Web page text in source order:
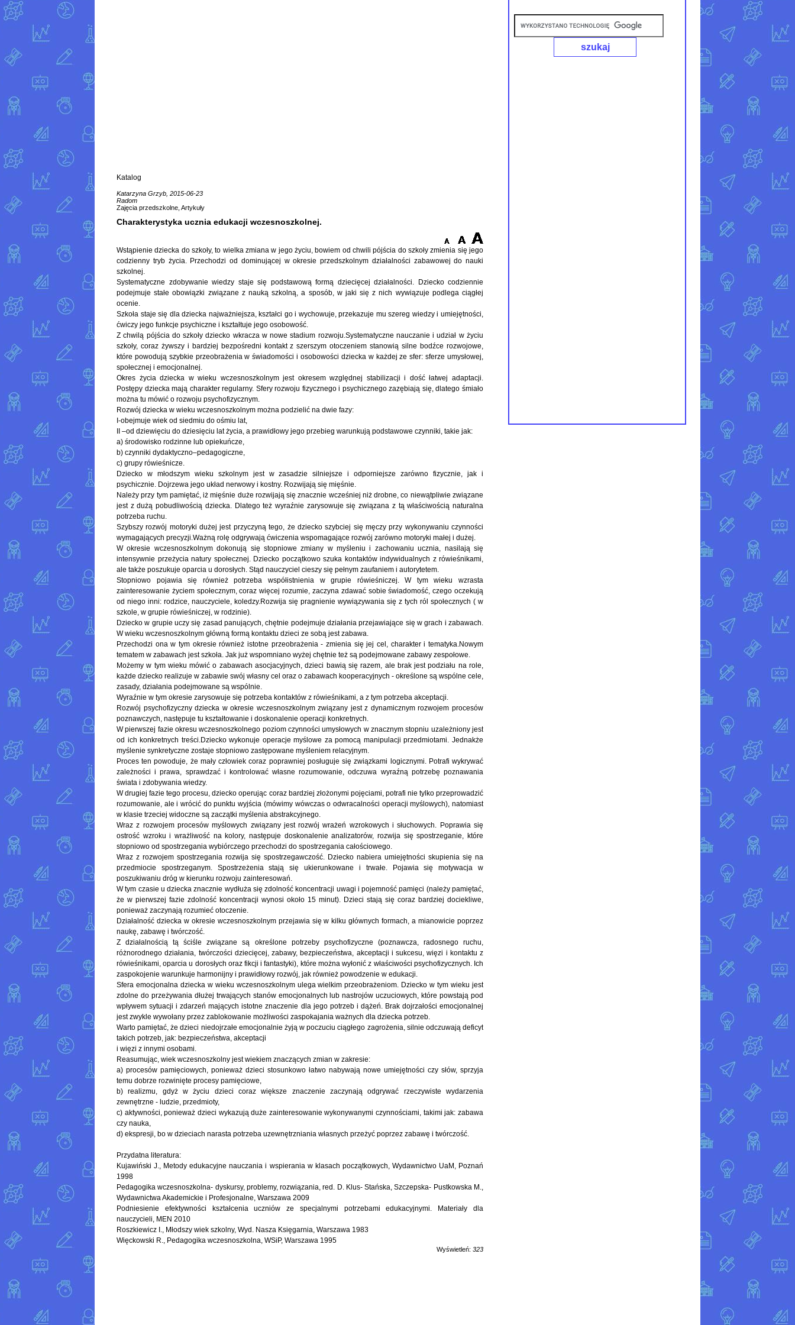
Katalog
Katarzyna Grzyb, 2015-06-23
Radom
Zajęcia przedszkolne, Artykuły
Charakterystyka ucznia edukacji wczesnoszkolnej.
Wstąpienie dziecka do szkoły, to wielka zmiana w jego życiu, bowiem od chwili pójścia do szkoły zmienia się jego
codzienny tryb życia. Przechodzi od dominującej w okresie przedszkolnym działalności zabawowej do nauki
szkolnej.
Systematyczne zdobywanie wiedzy staje się podstawową formą dziecięcej działalności. Dziecko codziennie
podejmuje stałe obowiązki związane z nauką szkolną, a sposób, w jaki się z nich wywiązuje podlega ciągłej
ocenie.
Szkoła staje się dla dziecka najważniejsza, kształci go i wychowuje, przekazuje mu szereg wiedzy i umiejętności,
ćwiczy jego funkcje psychiczne i kształtuje jego osobowość.
Z chwilą pójścia do szkoły dziecko wkracza w nowe stadium rozwoju.Systematyczne nauczanie i udział w życiu
szkoły, coraz żywszy i bardziej bezpośredni kontakt z szerszym otoczeniem stanowią silne bodźce rozwojowe,
które powodują szybkie przeobrażenia w świadomości i osobowości dziecka w każdej ze sfer: sferze umysłowej,
społecznej i emocjonalnej.
Okres życia dziecka w wieku wczesnoszkolnym jest okresem względnej stabilizacji i dość łatwej adaptacji.
Postępy dziecka mają charakter regularny. Sfery rozwoju fizycznego i psychicznego zazębiają się, dlatego śmiało
można tu mówić o rozwoju psychofizycznym.
Rozwój dziecka w wieku wczesnoszkolnym można podzielić na dwie fazy:
I-obejmuje wiek od siedmiu do ośmiu lat,
II –od dziewięciu do dziesięciu lat życia, a prawidłowy jego przebieg warunkują podstawowe czynniki, takie jak:
a) środowisko rodzinne lub opiekuńcze,
b) czynniki dydaktyczno–pedagogiczne,
c) grupy rówieśnicze.
Dziecko w młodszym wieku szkolnym jest w zasadzie silniejsze i odporniejsze zarówno fizycznie, jak i
psychicznie. Dojrzewa jego układ nerwowy i kostny. Rozwijają się mięśnie.
Należy przy tym pamiętać, iż mięśnie duże rozwijają się znacznie wcześniej niż drobne, co niewątpliwie związane
jest z dużą pobudliwością dziecka. Dlatego też wyraźnie zarysowuje się związana z tą właściwością naturalna
potrzeba ruchu.
Szybszy rozwój motoryki dużej jest przyczyną tego, że dziecko szybciej się męczy przy wykonywaniu czynności
wymagających precyzji.Ważną rolę odgrywają ćwiczenia wspomagające rozwój zarówno motoryki małej i dużej.
W okresie wczesnoszkolnym dokonują się stopniowe zmiany w myśleniu i zachowaniu ucznia, nasilają się
intensywnie przeżycia natury społecznej. Dziecko początkowo szuka kontaktów indywidualnych z rówieśnikami,
ale także poszukuje oparcia u dorosłych. Stąd nauczyciel cieszy się pełnym zaufaniem i autorytetem.
Stopniowo pojawia się również potrzeba współistnienia w grupie rówieśniczej. W tym wieku wzrasta
zainteresowanie życiem społecznym, coraz więcej rozumie, zaczyna zdawać sobie świadomość, czego oczekują
od niego inni: rodzice, nauczyciele, koledzy.Rozwija się pragnienie wywiązywania się z tych ról społecznych ( w
szkole, w grupie rówieśniczej, w rodzinie).
Dziecko w grupie uczy się zasad panujących, chętnie podejmuje działania przejawiające się w grach i zabawach.
W wieku wczesnoszkolnym główną formą kontaktu dzieci ze sobą jest zabawa.
Przechodzi ona w tym okresie również istotne przeobrażenia - zmienia się jej cel, charakter i tematyka.Nowym
tematem w zabawach jest szkoła. Jak już wspomniano wyżej chętnie też są podejmowane zabawy zespołowe.
Możemy w tym wieku mówić o zabawach asocjacyjnych, dzieci bawią się razem, ale brak jest podziału na role,
każde dziecko realizuje w zabawie swój własny cel oraz o zabawach kooperacyjnych - określone są wspólne cele,
zasady, działania podejmowane są wspólnie.
Wyraźnie w tym okresie zarysowuje się potrzeba kontaktów z rówieśnikami, a z tym potrzeba akceptacji.
Rozwój psychofizyczny dziecka w okresie wczesnoszkolnym związany jest z dynamicznym rozwojem procesów
poznawczych, następuje tu kształtowanie i doskonalenie operacji konkretnych.
W pierwszej fazie okresu wczesnoszkolnego poziom czynności umysłowych w znacznym stopniu uzależniony jest
od ich konkretnych treści.Dziecko wykonuje operacje myślowe za pomocą manipulacji przedmiotami. Jednakże
myślenie synkretyczne zostaje stopniowo zastępowane myśleniem relacyjnym.
Proces ten powoduje, że mały człowiek coraz poprawniej posługuje się związkami logicznymi. Potrafi wykrywać
zależności i prawa, sprawdzać i kontrolować własne rozumowanie, odczuwa wyraźną potrzebę poznawania
świata i zdobywania wiedzy.
W drugiej fazie tego procesu, dziecko operując coraz bardziej złożonymi pojęciami, potrafi nie tylko przeprowadzić
rozumowanie, ale i wrócić do punktu wyjścia (mówimy wówczas o odwracalności operacji myślowych), natomiast
w klasie trzeciej widoczne są zaczątki myślenia abstrakcyjnego.
Wraz z rozwojem procesów myślowych związany jest rozwój wrażeń wzrokowych i słuchowych. Poprawia się
ostrość wzroku i wrażliwość na kolory, następuje doskonalenie analizatorów, rozwija się spostrzeganie, które
stopniowo od spostrzegania wybiórczego przechodzi do spostrzegania całościowego.
Wraz z rozwojem spostrzegania rozwija się spostrzegawczość. Dziecko nabiera umiejętności skupienia się na
przedmiocie spostrzeganym. Spostrzeżenia stają się ukierunkowane i trwałe. Pojawia się motywacja w
poszukiwaniu dróg w kierunku rozwoju zainteresowań.
W tym czasie u dziecka znacznie wydłuża się zdolność koncentracji uwagi i pojemność pamięci (należy pamiętać,
że w pierwszej fazie zdolność koncentracji wynosi około 15 minut). Dzieci stają się coraz bardziej dociekliwe,
ponieważ zaczynają rozumieć otoczenie.
Działalność dziecka w okresie wczesnoszkolnym przejawia się w kilku głównych formach, a mianowicie poprzez
naukę, zabawę i twórczość.
Z działalnością tą ściśle związane są określone potrzeby psychofizyczne (poznawcza, radosnego ruchu,
różnorodnego działania, twórczości dziecięcej, zabawy, bezpieczeństwa, akceptacji i sukcesu, więzi i kontaktu z
rówieśnikami, oparcia u dorosłych oraz fikcji i fantastyki), które można wyłonić z właściwości psychofizycznych. Ich
zaspokojenie warunkuje harmonijny i prawidłowy rozwój, jak również powodzenie w edukacji.
Sfera emocjonalna dziecka w wieku wczesnoszkolnym ulega wielkim przeobrażeniom. Dziecko w tym wieku jest
zdolne do przeżywania dłużej trwających stanów emocjonalnych lub nastrojów uczuciowych, które powstają pod
wpływem sytuacji i zdarzeń mających istotne znaczenie dla jego potrzeb i dążeń. Brak dojrzałości emocjonalnej
jest zwykle wywołany przez zablokowanie możliwości zaspokajania ważnych dla dziecka potrzeb.
Warto pamiętać, że dzieci niedojrzałe emocjonalnie żyją w poczuciu ciągłego zagrożenia, silnie odczuwają deficyt
takich potrzeb, jak: bezpieczeństwa, akceptacji
i więzi z innymi osobami.
Reasumując, wiek wczesnoszkolny jest wiekiem znaczących zmian w zakresie:
a) procesów pamięciowych, ponieważ dzieci stosunkowo łatwo nabywają nowe umiejętności czy słów, sprzyja
temu dobrze rozwinięte procesy pamięciowe,
b) realizmu, gdyż w życiu dzieci coraz większe znaczenie zaczynają odgrywać rzeczywiste wydarzenia
zewnętrzne - ludzie, przedmioty,
c) aktywności, ponieważ dzieci wykazują duże zainteresowanie wykonywanymi czynnościami, takimi jak: zabawa
czy nauka,
d) ekspresji, bo w dzieciach narasta potrzeba uzewnętrzniania własnych przeżyć poprzez zabawę i twórczość.
Przydatna literatura:
Kujawiński J., Metody edukacyjne nauczania i wspierania w klasach początkowych, Wydawnictwo UaM, Poznań
1998
Pedagogika wczesnoszkolna- dyskursy, problemy, rozwiązania, red. D. Klus- Stańska, Szczepska- Pustkowska M.,
Wydawnictwa Akademickie i Profesjonalne, Warszawa 2009
Podniesienie efektywności kształcenia uczniów ze specjalnymi potrzebami edukacyjnymi. Materiały dla
nauczycieli, MEN 2010
Roszkiewicz I., Młodszy wiek szkolny, Wyd. Nasza Księgarnia, Warszawa 1983
Więckowski R., Pedagogika wczesnoszkolna, WSiP, Warszawa 1995
Wyświetleń: 323